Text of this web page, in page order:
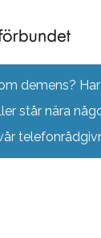
demens?
står nära